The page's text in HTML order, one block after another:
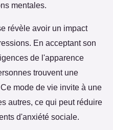
mentales.
révèle avoir un impact
En acceptant son
de l'apparence
trouvent une
mode de vie invite à une
autres, ce qui peut réduire
d'anxiété sociale.